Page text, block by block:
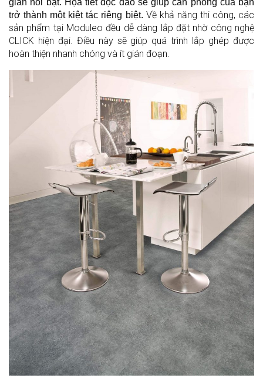
gian nổi bật. Họa tiết độc đáo sẽ giúp căn phòng của bạn
trở thành một kiệt tác riêng biệt. Về khả năng thi công, các
sản phẩm tại Moduleo đều dễ dàng lắp đặt nhờ công nghệ
CLICK hiện đại. Điều này sẽ giúp quá trình lắp ghép được
hoàn thiện nhanh chóng và ít gián đoạn.